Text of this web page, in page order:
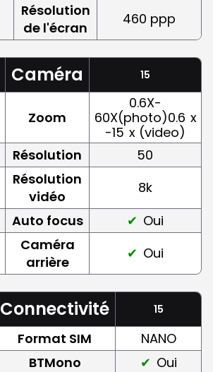
Résolution
de l'écran
460 ppp
Caméra 15
Zoom
0.6X-
60X(photo)0.6 x
-15 x (video)
Résolution
50
Résolution
vidéo
8k
Auto focus
Oui
Caméra
arrière
Oui
Connectivité 15
Format SIM
NANO
BTMono
Oui